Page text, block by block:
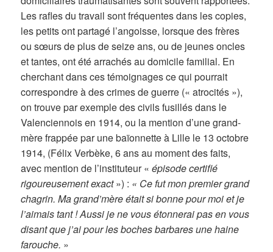
Les rafles du travail sont fréquentes dans les copies,
les petits ont partagé l’angoisse, lorsque des frères
ou sœurs de plus de seize ans, ou de jeunes oncles
et tantes, ont été arrachés au domicile familial. En
cherchant dans ces témoignages ce qui pourrait
correspondre à des crimes de guerre (« atrocités »),
on trouve par exemple des civils fusillés dans le
Valenciennois en 1914, ou la mention d’une grand-
mère frappée par une baïonnette à Lille le 13 octobre
1914, (Félix Verbèke, 6 ans au moment des faits,
avec mention de l’instituteur «épisode certifié
rigoureusement exact») : « Ce fut mon premier grand
chagrin. Ma grand’mère était si bonne pour moi et je
l’aimais tant ! Aussi je ne vous étonnerai pas en vous
disant que j’ai pour les boches barbares une haine
farouche. »